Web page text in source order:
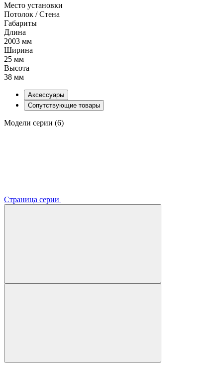
Место установки
Потолок / Cтена
Габариты
Длина
2003 мм
Ширина
25 мм
Высота
38 мм
Аксессуары
Сопутствующие товары
Модели серии (6)
Страница серии